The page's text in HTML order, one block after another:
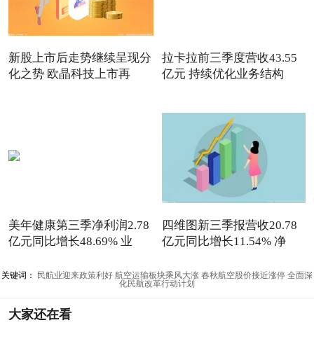
新股上市后走势继续呈现分
化之势 欧晶科技上市再
拉卡拉前三季度营收43.55
亿元 持续优化业务结构
美年健康第三季净利润2.78
亿元同比增长48.69% 业
四维图新三季报营收20.78
亿元同比增长11.54% 净
关键词： 民航业迎来政策利好 航空运输板块乘风大涨 春秋航空股价接近涨停 全面深
化民航改革行动计划
大家还在看